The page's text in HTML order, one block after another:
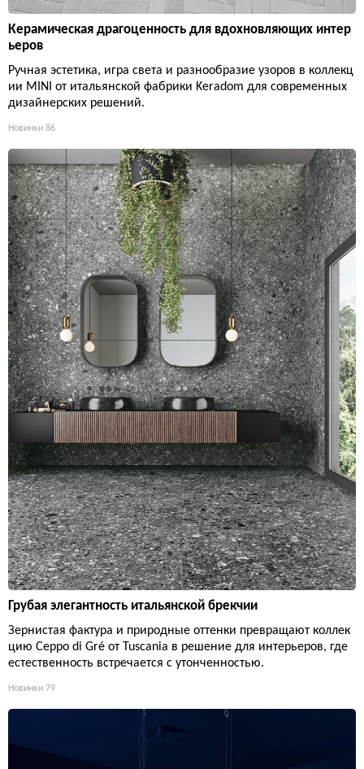
Керамическая драгоценность для вдохновляющих интер
ьеров
Ручная эстетика, игра света и разнообразие узоров в коллекц
ии MINI от итальянской фабрики Keradom для современных
дизайнерских решений.
Новинки 86
Грубая элегантность итальянской брекчии
Зернистая фактура и природные оттенки превращают коллек
цию Ceppo di Gré от Tuscania в решение для интерьеров, где
естественность встречается с утонченностью.
Новинки 79